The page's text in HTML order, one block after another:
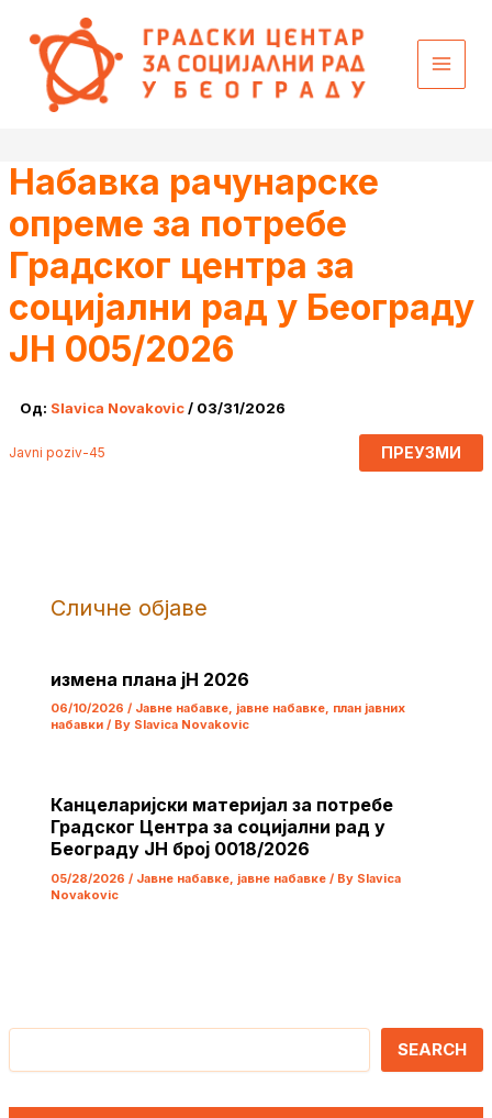
садржај
Набавка рачунарске
опреме за потребе
Градског центра за
социјални рад у Београду
JН 005/2026
Од: Slavica Novakovic/ 03/31/2026
Javni poziv-45 ПРЕУЗМИ
Сличне објаве
измена плана јН 2026
06/10/2026 / Јавне набавке, јавне набавке, план јавних
набавки/ By Slavica Novakovic
Канцеларијски материјал за потребе
Градског Центра за социјални рад у
Београду ЈН број 0018/2026
05/28/2026 / Јавне набавке, јавне набавке/ By Slavica
Novakovic
Претрага
SEARCH